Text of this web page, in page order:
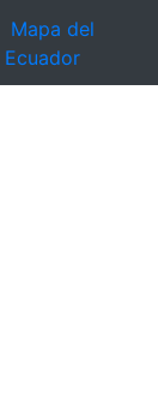
Mapa del
Ecuador